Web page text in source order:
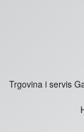
Trgovina i servis